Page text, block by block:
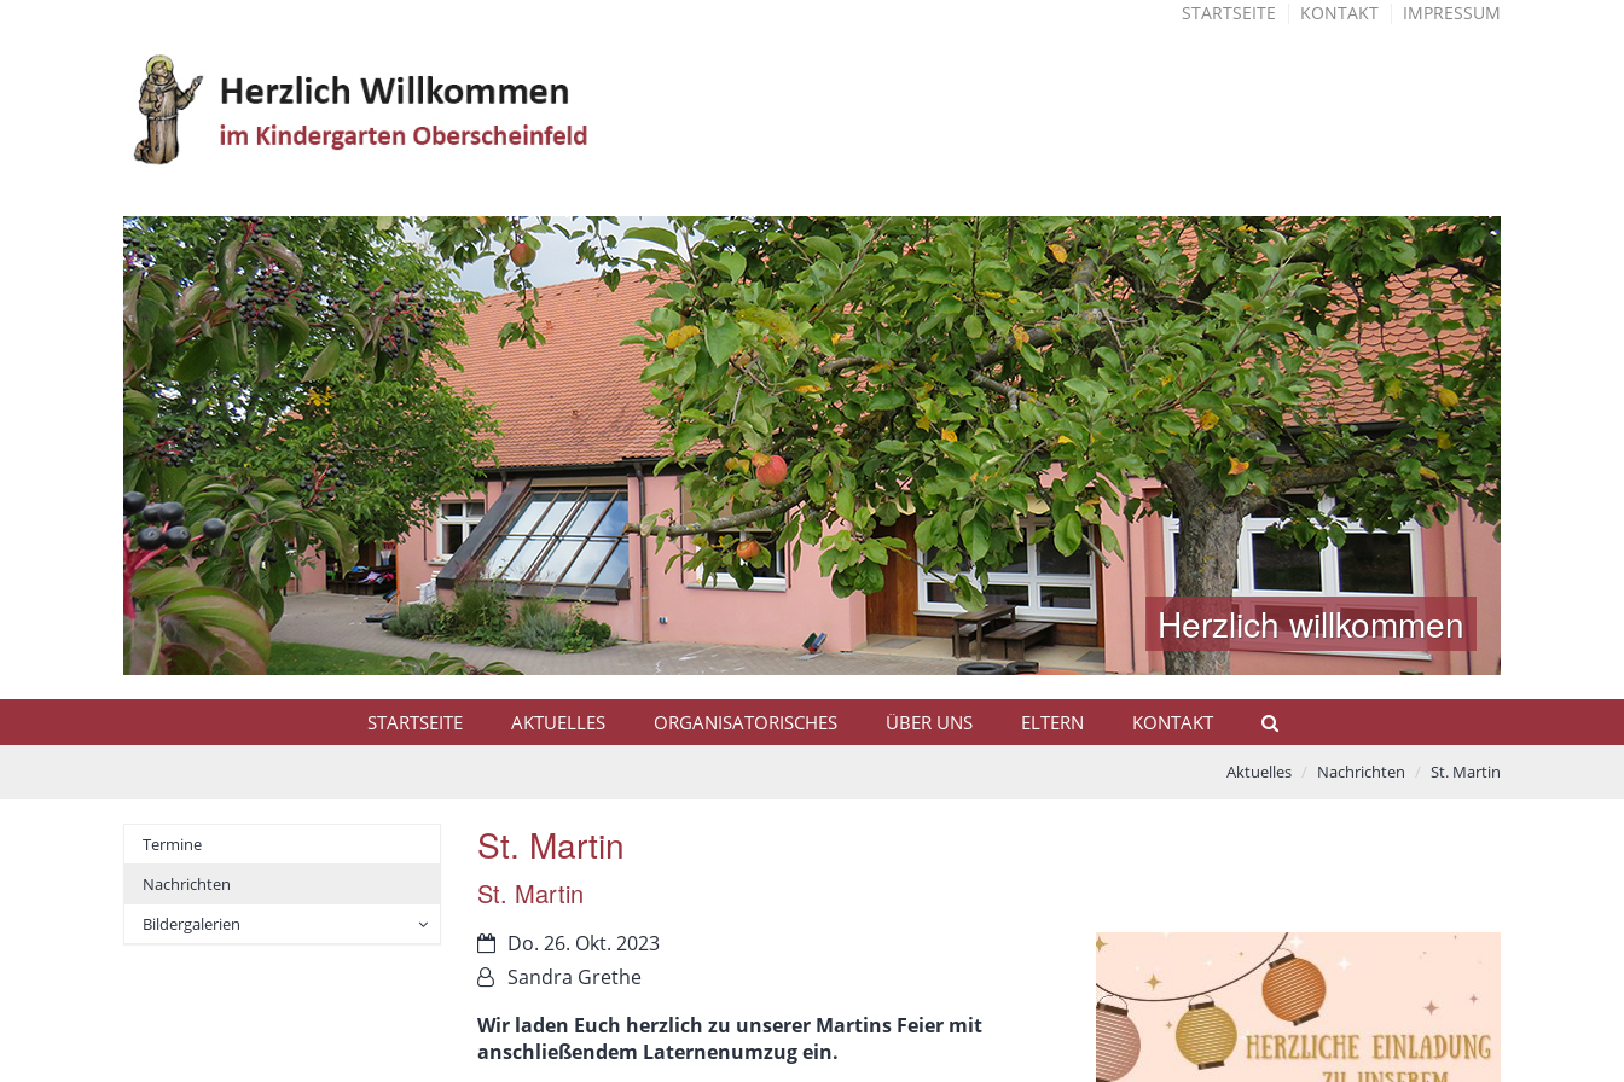
STARTSEITE KONTAKT IMPRESSUM
Herzlich willkommen
Herzlich willkommen
STARTSEITE AKTUELLES ORGANISATORISCHES ÜBER UNS ELTERN KONTAKT
Aktuelles Nachrichten St. Martin
St. Martin
St. Martin
Datum:Do. 26. Okt. 2023
Von:Sandra Grethe
Wir laden Euch herzlich zu unserer Martins Feier mit
anschließendem Laternenumzug ein.
Termine
Nachrichten
Bildergalerien